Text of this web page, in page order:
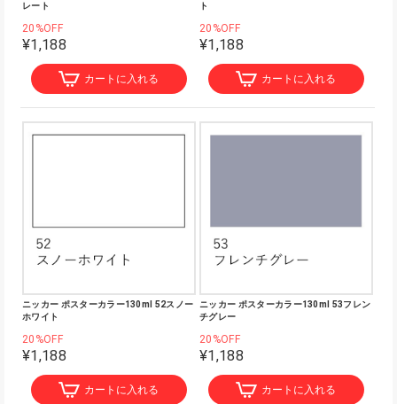
レート
20%OFF
¥1,188
カートに入れる
ト
20%OFF
¥1,188
カートに入れる
ニッカー ポスターカラー130ml 52スノー
ホワイト
20%OFF
¥1,188
カートに入れる
ニッカー ポスターカラー130ml 53フレン
チグレー
20%OFF
¥1,188
カートに入れる